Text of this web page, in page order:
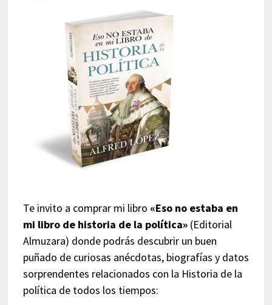
Te invito a comprar mi libro «Eso no estaba en
mi libro de historia de la política»(Editorial
Almuzara) donde podrás descubrir un buen
puñado de curiosas anécdotas, biografías y datos
sorprendentes relacionados con la Historia de la
política de todos los tiempos: